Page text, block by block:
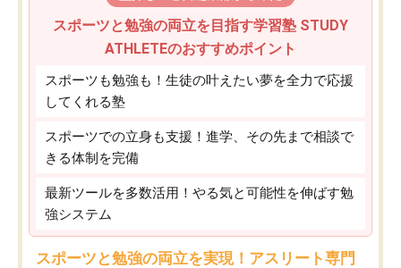
スポーツと勉強の両立を目指す学習塾 STUDY
ATHLETEのおすすめポイント
スポーツも勉強も！生徒の叶えたい夢を全力で応援
してくれる塾
スポーツでの立身も支援！進学、その先まで相談で
きる体制を完備
最新ツールを多数活用！やる気と可能性を伸ばす勉
強システム
スポーツと勉強の両立を実現！アスリート専門